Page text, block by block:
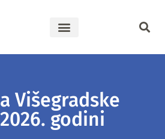
Višegradske
godini